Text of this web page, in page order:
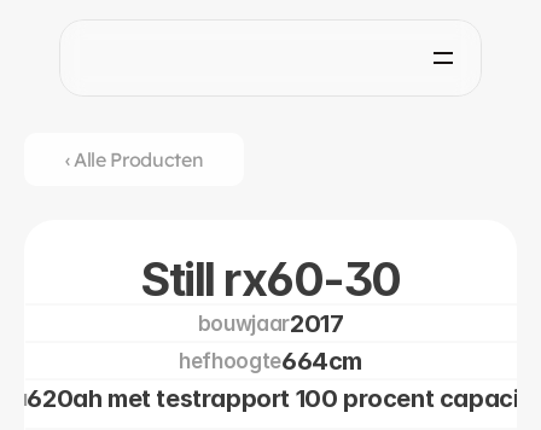
‹ Alle Producten
Still rx60-30
bouwjaar2017
hefhoogte664cm
620ah met testrapport 100 procent